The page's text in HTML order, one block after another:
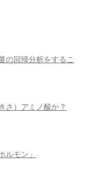
の回帰分析をするこ
さ）アミノ酸か？
ルモン」